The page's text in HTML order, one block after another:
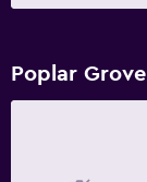
Poplar Grove